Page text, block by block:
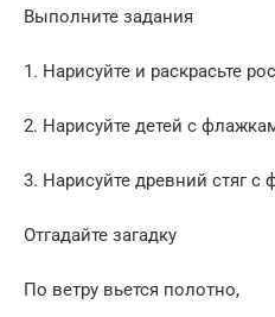
Выполните задания
1. Нарисуйте и раскрасьте
2. Нарисуйте детей с
3. Нарисуйте древний стяг с
Отгадайте загадку
По ветру вьется полотно,